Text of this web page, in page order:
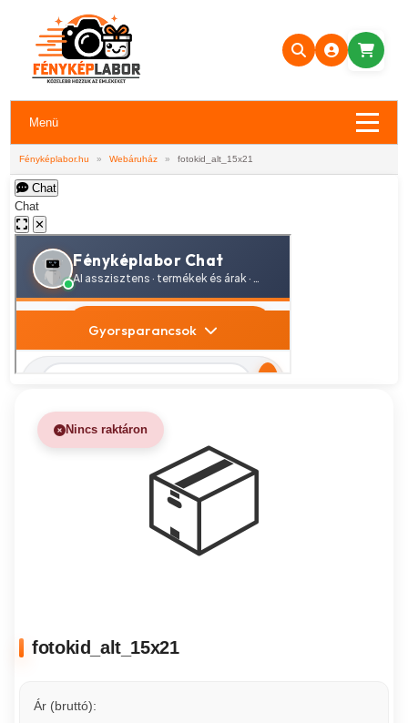
Menü
Fényképlabor.hu » Webáruház » fotokid_alt_15x21
Chat
Chat
✕
📦
Nincs raktáron
fotokid_alt_15x21
Ár (bruttó):